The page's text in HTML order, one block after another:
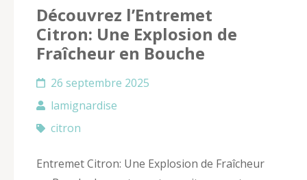
Découvrez l’Entremet
Citron: Une Explosion de
Fraîcheur en Bouche
26 septembre 2025
lamignardise
citron
Entremet Citron: Une Explosion de Fraîcheur